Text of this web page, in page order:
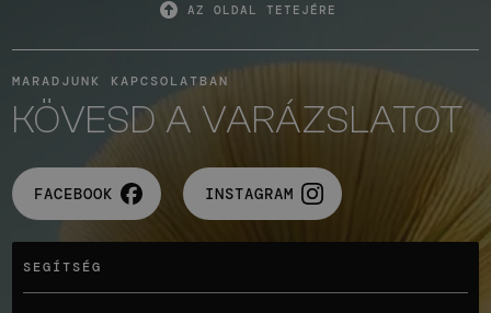
AZ OLDAL TETEJÉRE
MARADJUNK KAPCSOLATBAN
KÖVESD A VARÁZSLATOT
FACEBOOK INSTAGRAM
SEGÍTSÉG